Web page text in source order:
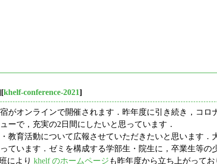
khelf-conference-2021]
オンラインで開催されます．昨年度に引き続き，コロ
ーで，充実の2日間にしたいと思っています．
育活動について広報させていただきたいと思います．
います．ゼミを構成する学部生・院生に，卒業生等の
により khelf のホームページ も昨年度から立ち上がって